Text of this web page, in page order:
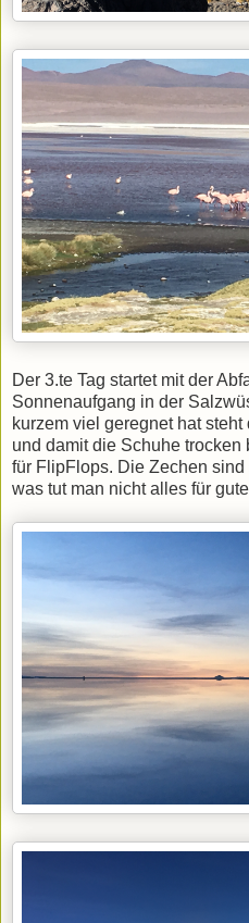
Der 3.te Tag startet mit der
Sonnenaufgang in der
kurzem viel geregnet hat
und damit die Schuhe
für FlipFlops. Die Zechen
was tut man nicht alles für